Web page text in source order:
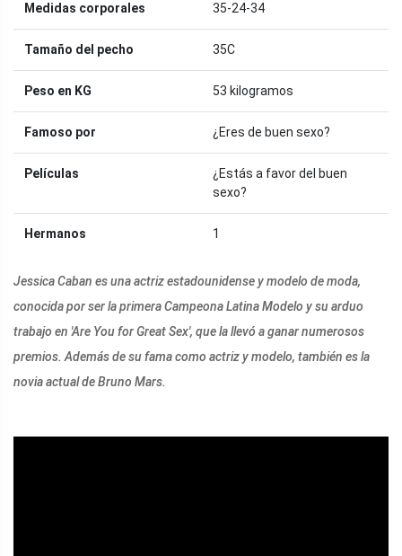
Medidas corporales 35-24-34
Tamaño del pecho 35C
Peso en KG 53 kilogramos
Famoso por ¿Eres de buen sexo?
Películas
¿Estás a favor del buen
sexo?
Hermanos 1
Jessica Caban es una actriz estadounidense y modelo de moda,
conocida por ser la primera Campeona Latina Modelo y su arduo
trabajo en 'Are You for Great Sex', que la llevó a ganar numerosos
premios. Además de su fama como actriz y modelo, también es la
novia actual de Bruno Mars.